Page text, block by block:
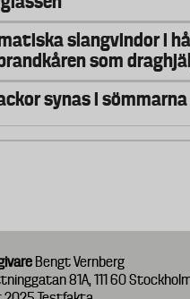
slangvindor i
som
synas i sömmarna
Bengt Vernberg
81A, 111 60